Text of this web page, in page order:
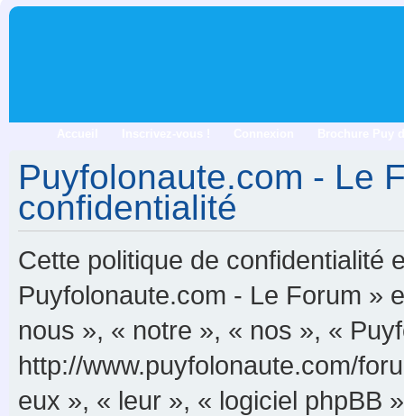
Puyfolonaute.com - Le
confidentialité
Cette politique de confidentialité
Puyfolonaute.com - Le Forum »
nous », « notre », « nos », «
http://www.puyfolonaute.com/
eux », « leur », « logiciel phpBB